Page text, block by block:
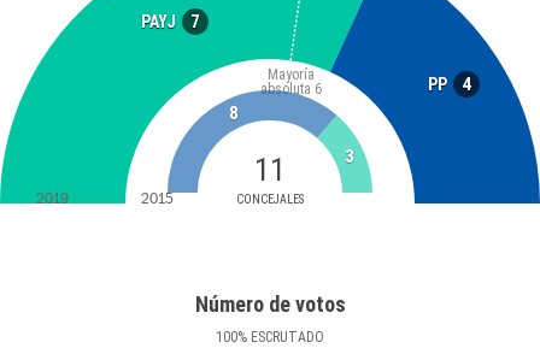
PAYJ 7
PP 4
11
CONCEJALES
Mayoría
absoluta 6
8
3
2019 2015
Número de votos
100% ESCRUTADO